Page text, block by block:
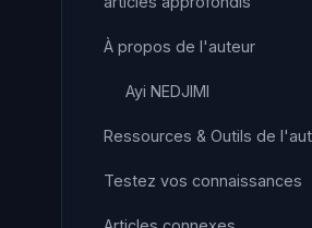
À propos de l'auteur
Ayi NEDJIMI
Ressources & Outils de
Testez vos connaissances